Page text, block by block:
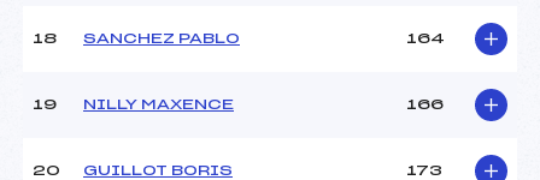
18 SANCHEZ PABLO 164
19 NILLY MAXENCE 166
20 GUILLOT BORIS 173